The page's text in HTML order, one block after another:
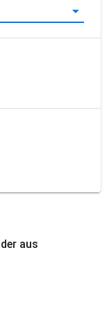
aus